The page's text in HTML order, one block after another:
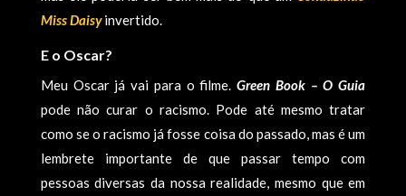
Miss Daisyinvertido.
E o Oscar?
Meu Oscar já vai para o filme.Green Book – O Guia
pode não curar o racismo. Pode até mesmo tratar
como se o racismo já fosse coisa do passado, mas é um
lembrete importante de que passar tempo com
pessoas diversas da nossa realidade, mesmo que em